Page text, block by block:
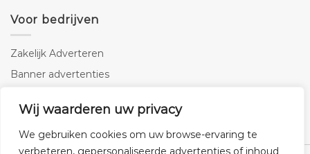
Wij waarderen uw privacy
We gebruiken cookies om uw browse-ervaring te
verbeteren, gepersonaliseerde advertenties of inhoud
Voor bedrijven
Zakelijk Adverteren
Banner advertenties
SEO copywriting